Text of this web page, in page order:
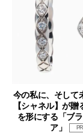
今の私に、そして
【シャネル】が
を形にする「ブ
ア」
PR